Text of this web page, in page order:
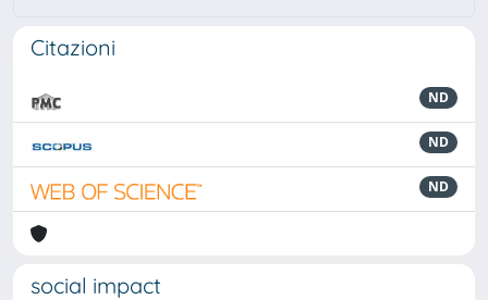
Citazioni
ND
ND
ND
social impact